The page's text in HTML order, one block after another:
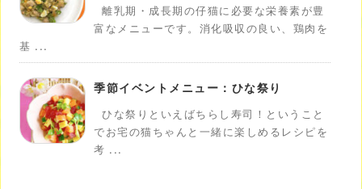
離乳期・成長期の仔猫に必要な栄養素が豊
富なメニューです。消化吸収の良い、鶏肉を
基 ...
季節イベントメニュー：ひな祭り
ひな祭りといえばちらし寿司！ということ
でお宅の猫ちゃんと一緒に楽しめるレシピを
考 ...